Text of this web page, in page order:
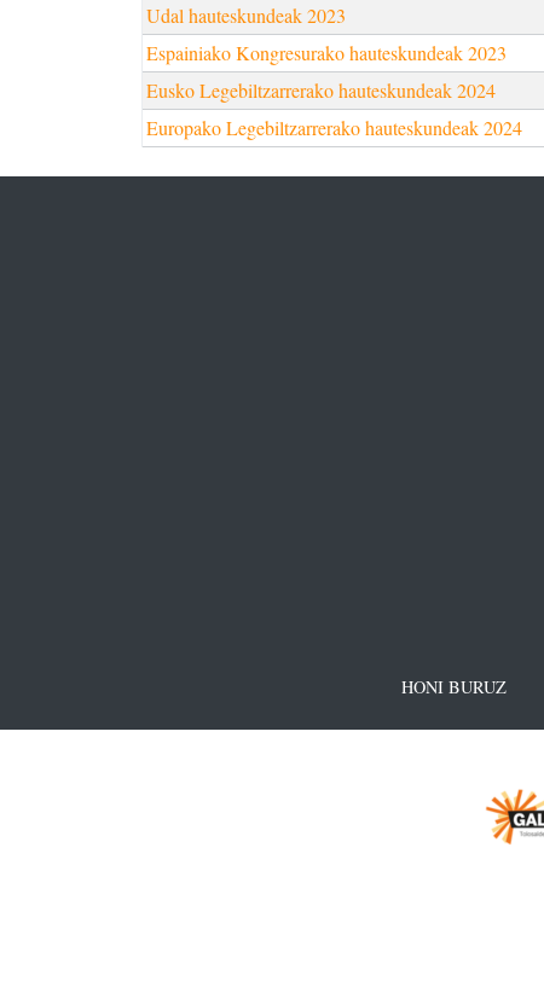
Udal hauteskundeak 2023
Espainiako Kongresurako hauteskundeak 2023
Eusko Legebiltzarrerako hauteskundeak 2024
Europako Legebiltzarrerako hauteskundeak 2024
HONI BURUZ